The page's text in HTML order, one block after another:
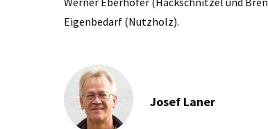
Eigenbedarf (Nutzholz).
Josef Laner